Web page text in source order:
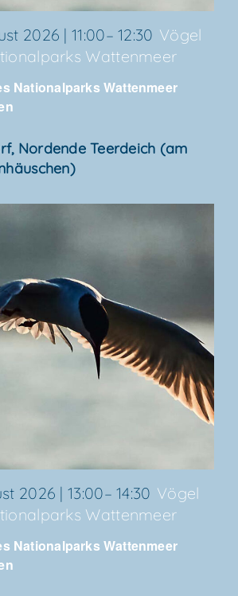
Natio­nal­parks Wat­ten­meer
2026 | 11:00–12:30 Vögel
Wattenmeer
Nor­den­de Teer­deich (am
Natio­nal­parks Wat­ten­meer
2026 | 13:00–14:30 Vögel
Wattenmeer